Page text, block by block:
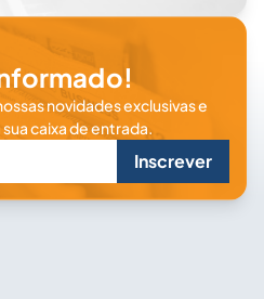
novidades exclusivas e
caixa de entrada.
Inscrever